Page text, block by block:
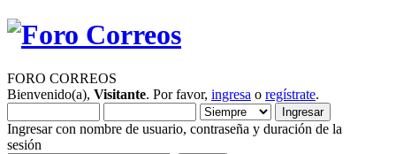
FORO CORREOS
Bienvenido(a), Visitante. Por favor, ingresa o regístrate.
Ingresar con nombre de usuario, contraseña y duración de la
sesión